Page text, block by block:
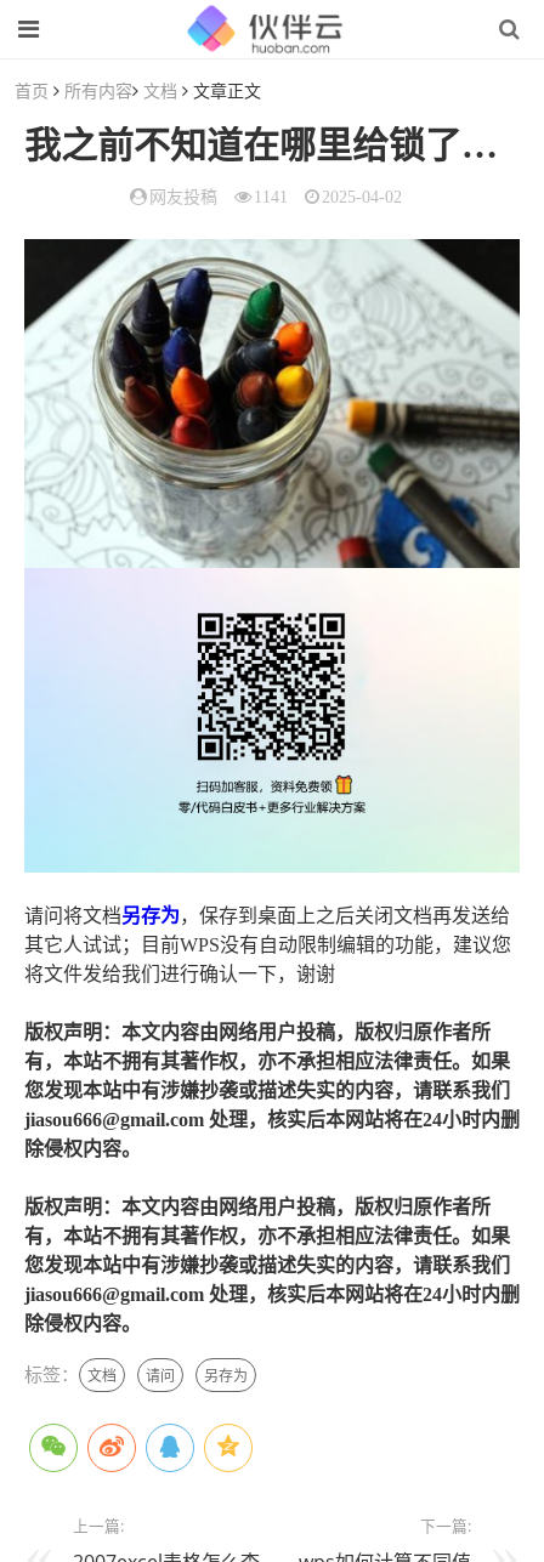
首页 所有内容 文档 文章正文
我之前不知道在哪里给锁了
文档
网友投稿 1141 2025-04-02
请问将文档另存为，保存到桌面上之后关闭文档再发送给
其它人试试；目前WPS没有自动限制编辑的功能，建议您
将文件发给我们进行确认一下，谢谢
版权声明：本文内容由网络用户投稿，版权归原作者所
有，本站不拥有其著作权，亦不承担相应法律责任。如果
您发现本站中有涉嫌抄袭或描述失实的内容，请联系我们
jiasou666@gmail.com 处理，核实后本网站将在24小时内删
除侵权内容。
版权声明：本文内容由网络用户投稿，版权归原作者所
有，本站不拥有其著作权，亦不承担相应法律责任。如果
您发现本站中有涉嫌抄袭或描述失实的内容，请联系我们
jiasou666@gmail.com 处理，核实后本网站将在24小时内删
除侵权内容。
标签： 文档 请问 另存为
上一篇: 下一篇: